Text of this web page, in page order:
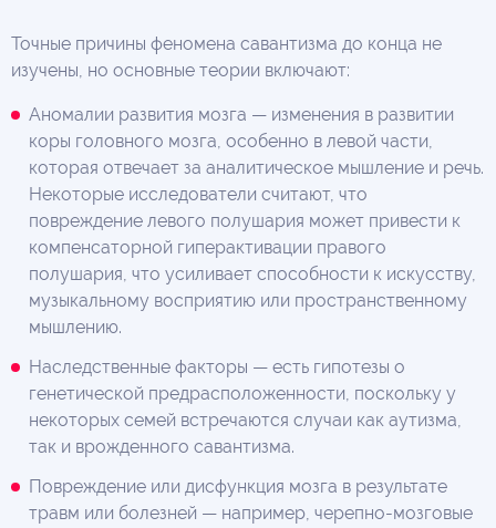
Точные причины феномена савантизма до конца не
изучены, но основные теории включают:
Аномалии развития мозга — изменения в развитии
коры головного мозга, особенно в левой части,
которая отвечает за аналитическое мышление и речь.
Некоторые исследователи считают, что
повреждение левого полушария может привести к
компенсаторной гиперактивации правого
полушария, что усиливает способности к искусству,
музыкальному восприятию или пространственному
мышлению.
Наследственные факторы — есть гипотезы о
генетической предрасположенности, поскольку у
некоторых семей встречаются случаи как аутизма,
так и врожденного савантизма.
Повреждение или дисфункция мозга в результате
травм или болезней — например, черепно-мозговые